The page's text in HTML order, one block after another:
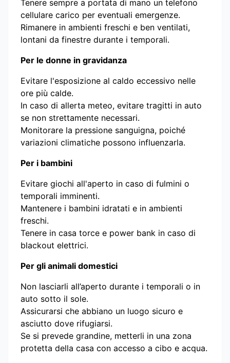
Tenere sempre a portata di mano un telefono
cellulare carico per eventuali emergenze.
Rimanere in ambienti freschi e ben ventilati,
lontani da finestre durante i temporali.
Per le donne in gravidanza
Evitare l'esposizione al caldo eccessivo nelle
ore più calde.
In caso di allerta meteo, evitare tragitti in auto
se non strettamente necessari.
Monitorare la pressione sanguigna, poiché
variazioni climatiche possono influenzarla.
Per i bambini
Evitare giochi all'aperto in caso di fulmini o
temporali imminenti.
Mantenere i bambini idratati e in ambienti
freschi.
Tenere in casa torce e power bank in caso di
blackout elettrici.
Per gli animali domestici
Non lasciarli all’aperto durante i temporali o in
auto sotto il sole.
Assicurarsi che abbiano un luogo sicuro e
asciutto dove rifugiarsi.
Se si prevede grandine, metterli in una zona
protetta della casa con accesso a cibo e acqua.